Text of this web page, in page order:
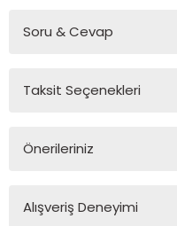
Soru & Cevap
Ürün hakkında
Taksit Seçenekleri
Önerileriniz
konularda yetersiz
Alışveriş Deneyimi